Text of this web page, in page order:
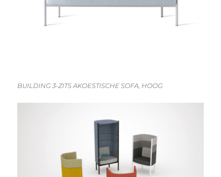
BUILDING 3-ZITS AKOESTISCHE SOFA, HOOG